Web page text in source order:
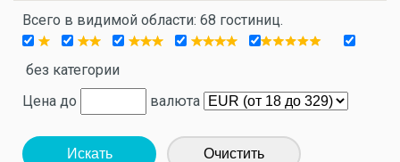
Всего в видимой области: 68 гостиниц.
без категории
Цена до
валюта
Искать Очистить